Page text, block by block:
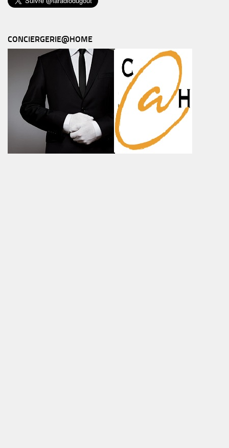
CONCIERGERIE@HOME